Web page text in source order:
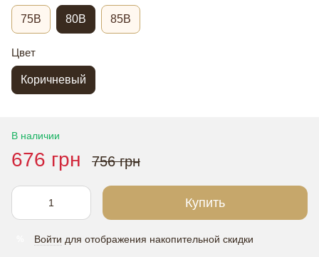
75B 80В 85В
Цвет
Коричневый
В наличии
676 грн 756 грн
Купить
Войти для отображения накопительной скидки